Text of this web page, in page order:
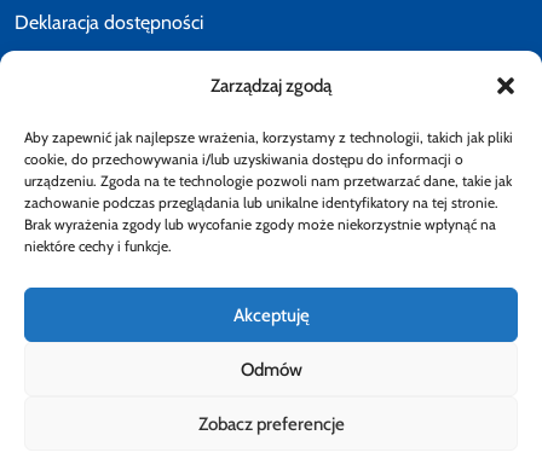
Zarządzaj zgodą
Aby zapewnić jak najlepsze wrażenia, korzystamy z technologii, takich jak pliki
cookie, do przechowywania i/lub uzyskiwania dostępu do informacji o
urządzeniu. Zgoda na te technologie pozwoli nam przetwarzać dane, takie jak
zachowanie podczas przeglądania lub unikalne identyfikatory na tej stronie.
Brak wyrażenia zgody lub wycofanie zgody może niekorzystnie wpłynąć na
niektóre cechy i funkcje.
Akceptuję
Odmów
Zobacz preferencje
Deklaracja dostępności
E-faktury
Dostępność